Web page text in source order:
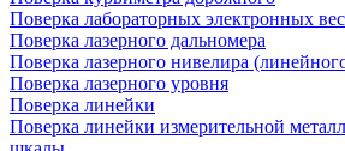
Поверка лабораторных электронных
Поверка лазерного дальномера
Поверка лазерного нивелира
Поверка лазерного уровня
Поверка линейки
Поверка линейки измерительной